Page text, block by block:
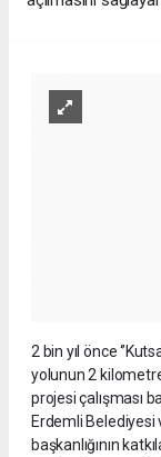
2 bin yıl önce
yolunun 2
projesi çalışması
Erdemli Belediyesi
başkanlığının